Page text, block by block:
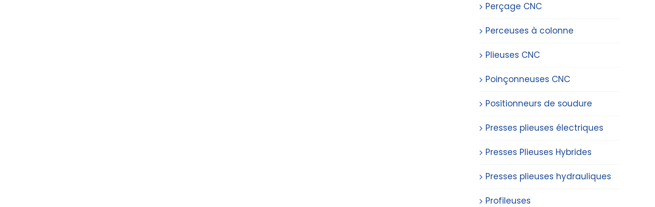
Perçage CNC
Perceuses à colonne
Plieuses CNC
Poinçonneuses CNC
Positionneurs de soudure
Presses plieuses électriques
Presses Plieuses Hybrides
Presses plieuses hydrauliques
Profileuses